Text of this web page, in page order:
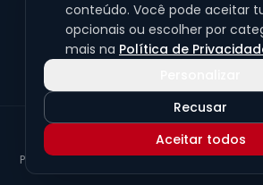
(41) 99201-6050
© 2026 Exclusive Pisos e Tapetes
45.563.259/0001-89
Política de PrivacidadeTermos de UsoLGPD
conteúdo. Você pode aceitar
opcionais ou escolher por
mais na Política de
Recusar
Aceitar todos